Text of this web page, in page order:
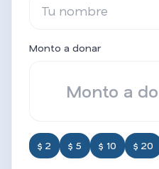
Monto a donar
$ 2 $ 5 $ 10 $ 20